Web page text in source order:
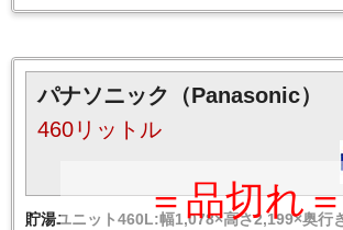
＝品切れ
パナソニック（Panasonic）
460リットル
貯湯ユニット460L:幅1,078×高さ2,199×奥行